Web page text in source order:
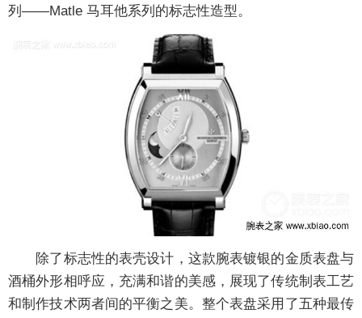
列——Matle 马耳他系列的标志性造型。
除了标志性的表壳设计，这款腕表镀银的金质表盘与
酒桶外形相呼应，充满和谐的美感，展现了传统制表工艺
和制作技术两者间的平衡之美。整个表盘采用了五种最传